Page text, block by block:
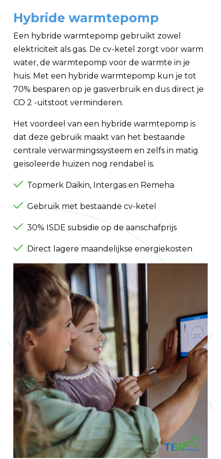
Hybride warmtepomp
Een hybride warmtepomp gebruikt zowel
elektriciteit als gas. De cv-ketel zorgt voor warm
water, de warmtepomp voor de warmte in je
huis. Met een hybride warmtepomp kun je tot
70% besparen op je gasverbruik en dus direct je
CO 2 -uitstoot verminderen.
Het voordeel van een hybride warmtepomp is
dat deze gebruik maakt van het bestaande
centrale verwarmingssysteem en zelfs in matig
geïsoleerde huizen nog rendabel is.
Topmerk Daikin, Intergas en Remeha
Gebruik met bestaande cv-ketel
30% ISDE subsidie op de aanschafprijs
Direct lagere maandelijkse energiekosten